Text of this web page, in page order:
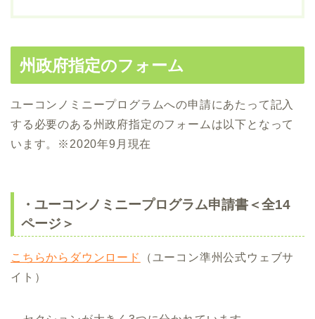
州政府指定のフォーム
ユーコンノミニープログラムへの申請にあたって記入
する必要のある州政府指定のフォームは以下となって
います。※2020年9月現在
・ユーコンノミニープログラム申請書＜全14
ページ＞
こちらからダウンロード
（ユーコン準州公式ウェブサ
イト）